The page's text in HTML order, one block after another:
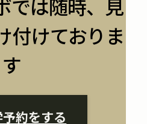
では随時、見
付けておりま
す
予約をする